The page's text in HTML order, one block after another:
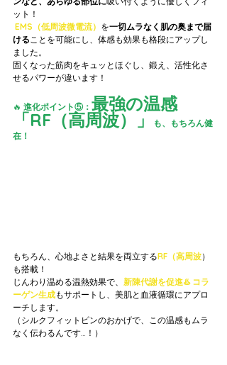
ット！
EMS（低周波微電流） を一切ムラなく肌の奥まで届
ける ことを可能にし、体感も効果も格段にアップし
ました。
固くなった筋肉をキュッとほぐし、鍛え、活性化さ
せるパワーが違います！
🔥 進化ポイント⑤： 最強の温感
「RF（高周波）」
も、もちろん健
在！
もちろん、心地よさと結果を両立するRF（高周波）
も搭載！
じんわり温める温熱効果で、 新陳代謝を促進♨️ コラ
ーゲン生成もサポートし、美肌と血液循環にアプロ
ーチします。
（シルクフィットピンのおかげで、この温感もムラ
なく伝わるんです…！）